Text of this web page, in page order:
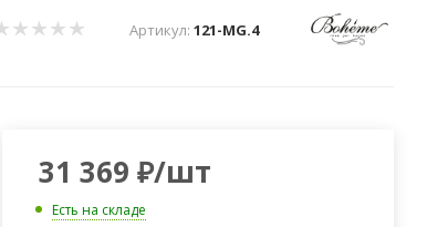
Артикул: 121-MG.4
31 369 ₽/шт
Есть на складе